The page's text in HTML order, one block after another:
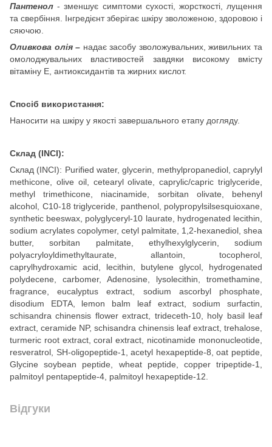
Пантенол- зменшує симптоми сухості, жорсткості, лущення
та свербіння. Інгредієнт зберігає шкіру зволоженою, здоровою і
сяючою.
Оливкова олія – надає засобу зволожувальних, живильних та
омолоджувальних властивостей завдяки високому вмісту
вітаміну Е, антиоксидантів та жирних кислот.
Спосіб використання:
Наносити на шкіру у якості завершального етапу догляду.
Склад (INCI):
Склад (INCI): Purified water, glycerin, methylpropanediol, caprylyl
methicone, olive oil, cetearyl olivate, caprylic/capric triglyceride,
methyl trimethicone, niacinamide, sorbitan olivate, behenyl
alcohol, C10-18 triglyceride, panthenol, polypropylsilsesquioxane,
synthetic beeswax, polyglyceryl-10 laurate, hydrogenated lecithin,
sodium acrylates copolymer, cetyl palmitate, 1,2-hexanediol, shea
butter, sorbitan palmitate, ethylhexylglycerin, sodium
polyacryloyldimethyltaurate, allantoin, tocopherol,
caprylhydroxamic acid, lecithin, butylene glycol, hydrogenated
polydecene, carbomer, Adenosine, lysolecithin, tromethamine,
fragrance, eucalyptus extract, sodium ascorbyl phosphate,
disodium EDTA, lemon balm leaf extract, sodium surfactin,
schisandra chinensis flower extract, trideceth-10, holy basil leaf
extract, ceramide NP, schisandra chinensis leaf extract, trehalose,
turmeric root extract, coral extract, nicotinamide mononucleotide,
resveratrol, SH-oligopeptide-1, acetyl hexapeptide-8, oat peptide,
Glycine soybean peptide, wheat peptide, copper tripeptide-1,
palmitoyl pentapeptide-4, palmitoyl hexapeptide-12.
Відгуки